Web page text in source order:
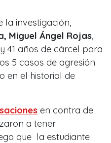
la investigación,
Miguel Ángel Rojas,
41 años de cárcel para
5 casos de agresión
en el historial de
en contra de
a tener
que la estudiante